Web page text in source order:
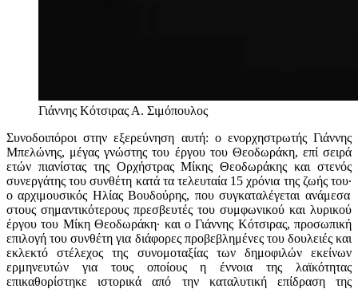
Γιάννης Κότσιρας Α. Σιμόπουλος
Συνοδοιπόροι στην εξερεύνηση αυτή: ο ενορχηστρωτής Γιάννης
Μπελώνης, μέγας γνώστης του έργου του Θεοδωράκη, επί σειρά
ετών πιανίστας της Ορχήστρας Μίκης Θεοδωράκης και στενός
συνεργάτης του συνθέτη κατά τα τελευταία 15 χρόνια της ζωής του·
ο αρχιμουσικός Ηλίας Βουδούρης, που συγκαταλέγεται ανάμεσα
στους σημαντικότερους πρεσβευτές του συμφωνικού και λυρικού
έργου του Μίκη Θεοδωράκη· και ο Γιάννης Κότσιρας, προσωπική
επιλογή του συνθέτη για διάφορες προβεβλημένες του δουλειές και
εκλεκτό στέλεχος της συνομοταξίας των δημοφιλών εκείνων
ερμηνευτών για τους οποίους η έννοια της λαϊκότητας
επικαθορίστηκε ιστορικά από την καταλυτική επίδραση της